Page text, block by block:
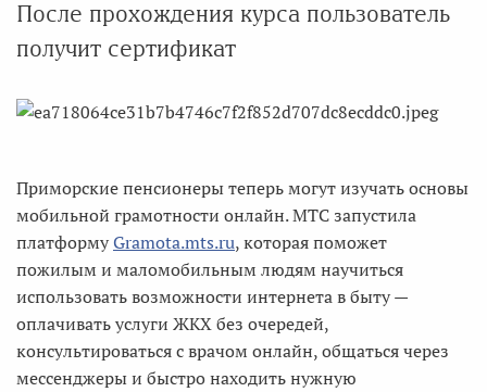
После прохождения курса пользователь
получит сертификат
Приморские пенсионеры теперь могут изучать основы
мобильной грамотности онлайн. МТС запустила
платформуGramota.mts.ru, которая поможет
пожилым и маломобильным людям научиться
использовать возможности интернета в быту —
оплачивать услуги ЖКХ без очередей,
консультироваться с врачом онлайн, общаться через
мессенджеры и быстро находить нужную